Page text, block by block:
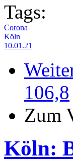
Tags:
Corona
Köln
10.01.21
106,8
Zum
Köln: